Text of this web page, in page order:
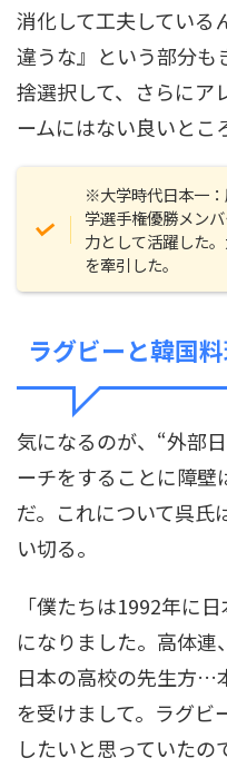
消化して工夫している
違うな』という部分も
捨選択して、さらにア
ームにはない良いとこ
※大学時代日本一
学選手権優勝メン
力として活躍した
を牽引した。
ラグビーと韓国
気になるのが、“外部
ーチをすることに障壁
だ。これについて呉氏
い切る。
「僕たちは1992年に
になりました。高体連
日本の高校の先生方…
を受けまして。ラグビ
したいと思っていた